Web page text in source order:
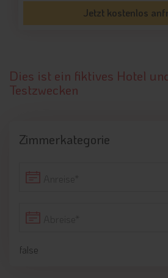
Jetzt kostenlos
Dies ist ein fiktives Hotel
Testzwecken
Zimmerkategorie
false